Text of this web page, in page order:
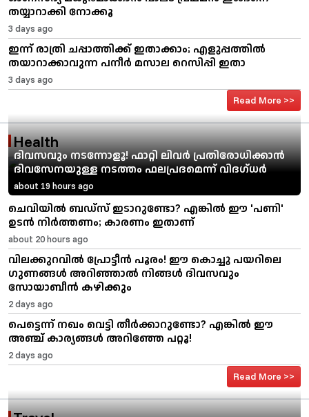
തയ്യാറാക്കി നോക്കൂ
3 days ago
ഇന്ന് രാത്രി ചപ്പാത്തിക്ക് ഇതാക്കാം; എളുപ്പത്തിൽ
തയാറാക്കാവുന്ന പനീർ മസാല റെസിപ്പി ഇതാ
3 days ago
Read More >>
Health
ദിവസവും നടന്നോളൂ! ഫാറ്റി ലിവർ പ്രതിരോധിക്കാൻ
ദിവസേനയുള്ള നടത്തം ഫലപ്രദമെന്ന് വിദഗ്ധർ
about 19 hours ago
ചെവിയിൽ ബഡ്സ് ഇടാറുണ്ടോ? എങ്കിൽ ഈ 'പണി'
ഉടൻ നിർത്തണം; കാരണം ഇതാണ്
about 20 hours ago
വിലക്കുറവിൽ പ്രോട്ടീൻ പൂരം! ഈ കൊച്ചു പയറിലെ
ഗുണങ്ങൾ അറിഞ്ഞാൽ നിങ്ങൾ ദിവസവും
സോയാബീൻ കഴിക്കും
2 days ago
പെട്ടെന്ന് നഖം വെട്ടി തീർക്കാറുണ്ടോ? എങ്കിൽ ഈ
അഞ്ച് കാര്യങ്ങൾ അറിഞ്ഞേ പറ്റൂ!
2 days ago
Read More >>